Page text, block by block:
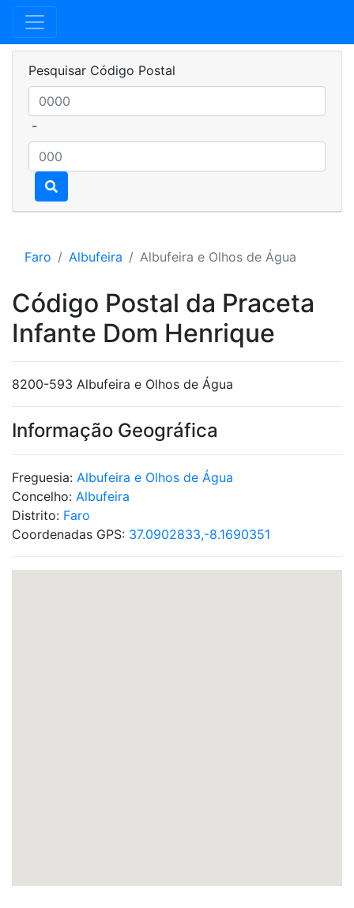
Pesquisar Código Postal
-
Faro Albufeira Albufeira e Olhos de Água
Código Postal da Praceta
Infante Dom Henrique
8200-593 Albufeira e Olhos de Água
Informação Geográfica
Freguesia: Albufeira e Olhos de Água
Concelho: Albufeira
Distrito: Faro
Coordenadas GPS: 37.0902833,-8.1690351